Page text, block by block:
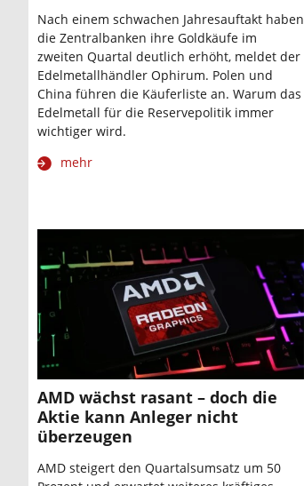
Nach einem schwachen Jahresauftakt haben
die Zentralbanken ihre Goldkäufe im
zweiten Quartal deutlich erhöht, meldet der
Edelmetallhändler Ophirum. Polen und
China führen die Käuferliste an. Warum das
Edelmetall für die Reservepolitik immer
wichtiger wird.
mehr
AMD wächst rasant – doch die
Aktie kann Anleger nicht
überzeugen
AMD steigert den Quartalsumsatz um 50